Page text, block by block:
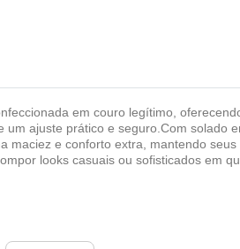
em couro legítimo,
ajuste prático e seguro.Com solado
e conforto extra, mantendo
looks casuais ou sofisticados em